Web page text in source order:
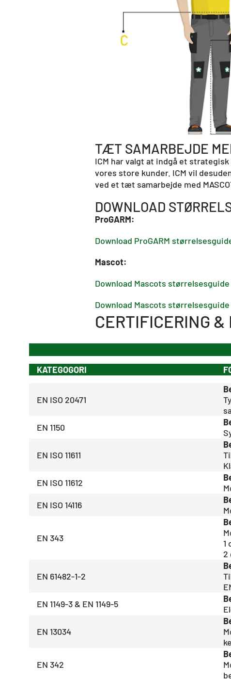
TÆT SAMARBEJDE
ICM har valgt at indgå et
vores store kunder. ICM vil
ved et tæt samarbejde med
DOWNLOAD
ProGARM:
Download ProGARM
Mascot:
Download Mascots
Download Mascots
CERTIFICERING
KATEGOGORI
EN ISO 20471
EN 1150
EN ISO 11611
EN ISO 11612
EN ISO 14116
EN 343
1
2
EN 61482-1-2
EN 1149-3 & EN 1149-5
EN 13034
EN 342